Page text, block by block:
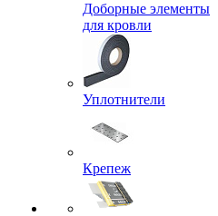
Доборные элементы
для кровли
Уплотнители
Крепеж